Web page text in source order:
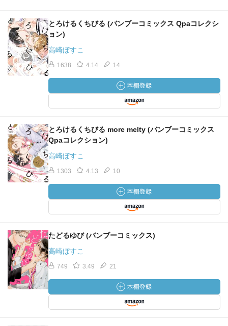
とろけるくちびる (バンブーコミックス Qpaコレクシ
ョン)
高崎ぼすこ
1638 4.14 14
とろけるくちびる more melty (バンブーコミックス
Qpaコレクション)
高崎ぼすこ
1303 4.13 10
たどるゆび (バンブーコミックス)
高崎ぼすこ
749 3.49 21